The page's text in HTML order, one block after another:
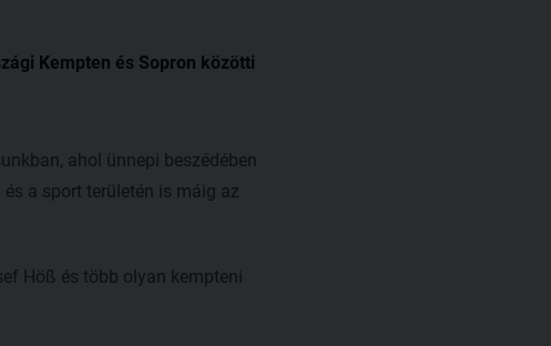
Kemp­­ten és Sopron kö­­zöt­­ti
ahol ünnepi beszédében
a sport területén is máig az
Höß és több olyan kempteni